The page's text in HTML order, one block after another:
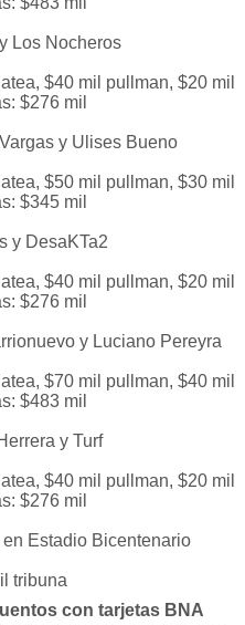
Los Nocheros
$40 mil pullman, $20 mil
$276 mil
y Ulises Bueno
$50 mil pullman, $30 mil
$345 mil
y DesaKTa2
$40 mil pullman, $20 mil
$276 mil
y Luciano Pereyra
$70 mil pullman, $40 mil
$483 mil
y Turf
$40 mil pullman, $20 mil
$276 mil
Estadio Bicentenario
tribuna
con tarjetas BNA